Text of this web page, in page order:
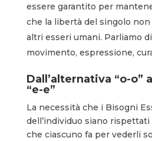
essere garantito per
che la libertà del singolo
altri esseri umani. Parliamo
movimento, espressione,
Dall’alternativa “o-o”
“e-e”
La necessità che i Bisogni
dell’individuo siano
che ciascuno fa per vederli